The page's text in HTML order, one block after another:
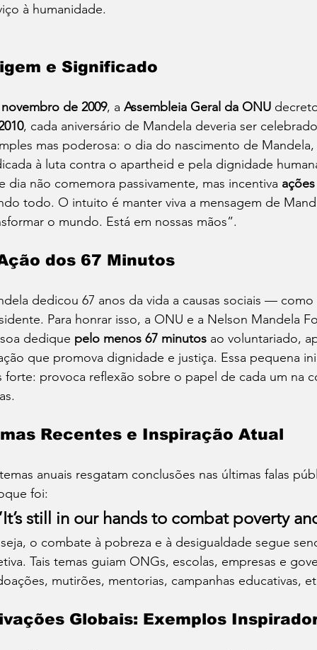
à humanidade.
e Significado
novembro de 2009, a Assembleia Geral da ONU
, cada aniversário de Mandela deveria ser
mas poderosa: o dia do nascimento de
à luta contra o apartheid e pela dignidade
dia não comemora passivamente, mas incentiva
todo. O intuito é manter viva a mensagem de
o mundo. Está em nossas mãos”.
dos 67 Minutos
dedicou 67 anos da vida a causas sociais —
Para honrar isso, a ONU e a Nelson Mandela
dedique pelo menos 67 minutos ao voluntariado,
que promova dignidade e justiça. Essa pequena
forte: provoca reflexão sobre o papel de cada um na
Recentes e Inspiração Atual
anuais resgatam conclusões nas últimas falas
foi:
still in our hands to combat poverty
o combate à pobreza e à desigualdade segue
Tais temas guiam ONGs, escolas, empresas e
mutirões, mentorias, campanhas educativas,
Globais: Exemplos